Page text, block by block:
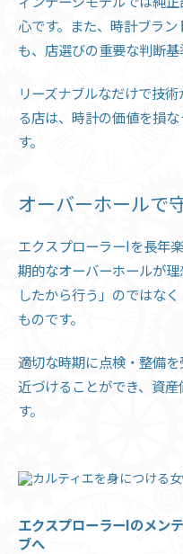
心です。また、時計ブラ
も、店選びの重要な判断基
リーズナブルなだけで技
る店は、時計の価値を損
す。
オーバーホールで
エクスプローラーIを長年
期的なオーバーホールが
したから行う」のではな
ものです。
適切な時期に点検・整備
近づけることができ、資
す。
エクスプローラーIのメン
ブへ